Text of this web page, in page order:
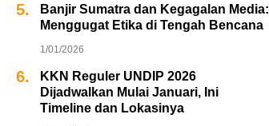
5.
Banjir Sumatra dan Kegagalan Media:
Menggugat Etika di Tengah Bencana
1/01/2026
6.
KKN Reguler UNDIP 2026
Dijadwalkan Mulai Januari, Ini
Timeline dan Lokasinya